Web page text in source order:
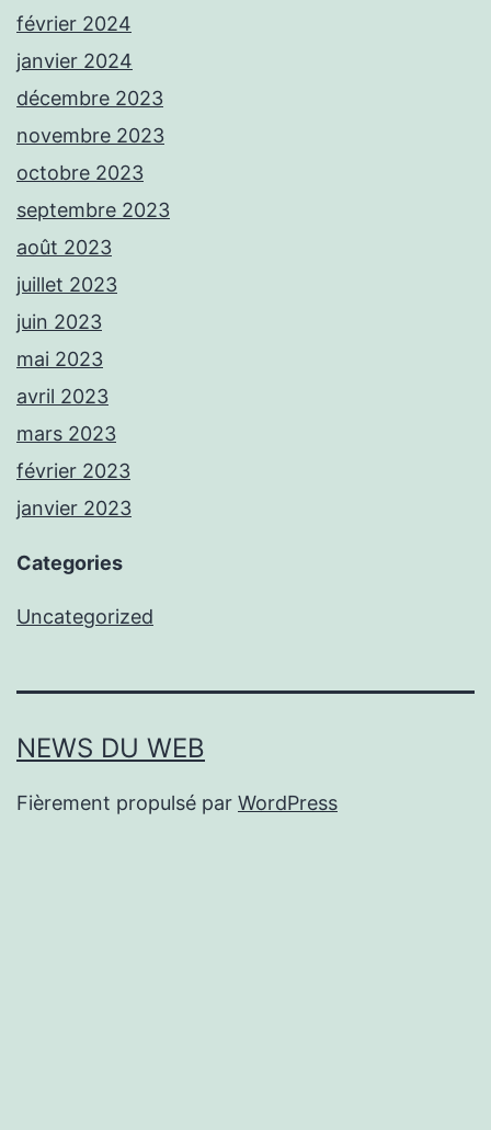
février 2024
janvier 2024
décembre 2023
novembre 2023
octobre 2023
septembre 2023
août 2023
juillet 2023
juin 2023
mai 2023
avril 2023
mars 2023
février 2023
janvier 2023
Categories
Uncategorized
NEWS DU WEB
Fièrement propulsé par WordPress